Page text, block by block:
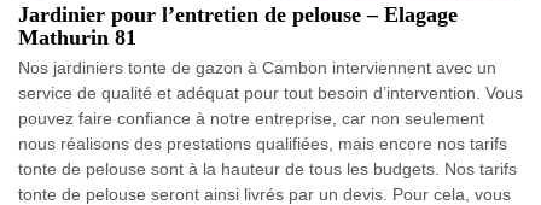
Jardinier pour l’entretien de pelouse – Elagage
Mathurin 81
Nos jardiniers tonte de gazon à Cambon interviennent avec un
service de qualité et adéquat pour tout besoin d’intervention. Vous
pouvez faire confiance à notre entreprise, car non seulement
nous réalisons des prestations qualifiées, mais encore nos tarifs
tonte de pelouse sont à la hauteur de tous les budgets. Nos tarifs
tonte de pelouse seront ainsi livrés par un devis. Pour cela, vous